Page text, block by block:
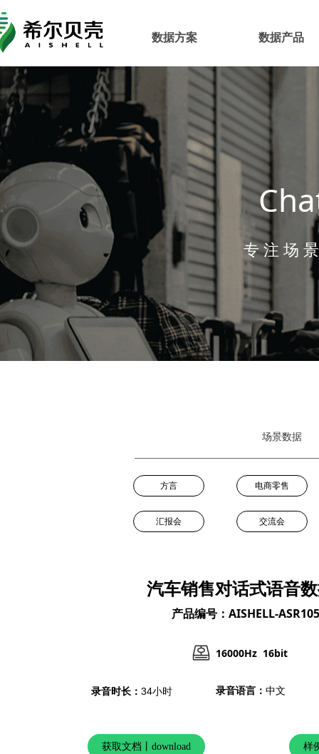
数据方案 数据产品
专 注 场
场景数据
汽车销售对话式语音
产品编号：AISHELL-
16000Hz 16bit
录音语言： 中文
获取文档丨download 样
录音时长： 34小时
电商零售
方言
交流会
汇报会